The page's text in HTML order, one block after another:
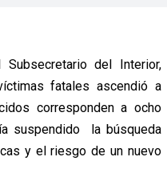
del Interior,
fatales ascendió a
corresponden a ocho
suspendido
la búsqueda
y el riesgo de un nuevo